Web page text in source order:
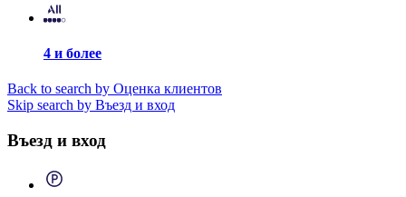
4 и более
Back to search by Оценка клиентов
Skip search by Въезд и вход
Въезд и вход